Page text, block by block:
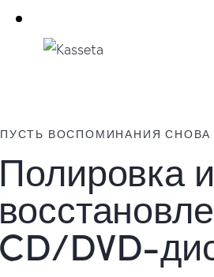
ПУСТЬ ВОСПОМИНАНИЯ СНОВА
и
DVD-